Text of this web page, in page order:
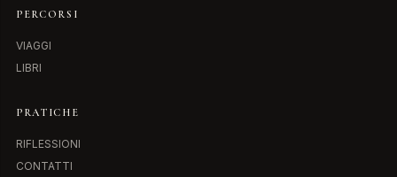
PERCORSI
VIAGGI
LIBRI
PRATICHE
RIFLESSIONI
CONTATTI